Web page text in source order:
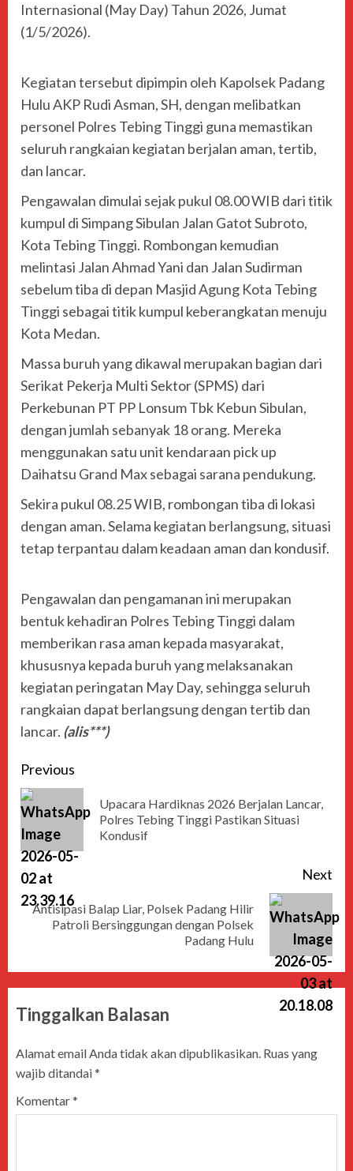
Internasional (May Day) Tahun 2026, Jumat
(1/5/2026).
Kegiatan tersebut dipimpin oleh Kapolsek Padang
Hulu AKP Rudi Asman, SH, dengan melibatkan
personel Polres Tebing Tinggi guna memastikan
seluruh rangkaian kegiatan berjalan aman, tertib,
dan lancar.
Pengawalan dimulai sejak pukul 08.00 WIB dari titik
kumpul di Simpang Sibulan Jalan Gatot Subroto,
Kota Tebing Tinggi. Rombongan kemudian
melintasi Jalan Ahmad Yani dan Jalan Sudirman
sebelum tiba di depan Masjid Agung Kota Tebing
Tinggi sebagai titik kumpul keberangkatan menuju
Kota Medan.
Massa buruh yang dikawal merupakan bagian dari
Serikat Pekerja Multi Sektor (SPMS) dari
Perkebunan PT PP Lonsum Tbk Kebun Sibulan,
dengan jumlah sebanyak 18 orang. Mereka
menggunakan satu unit kendaraan pick up
Daihatsu Grand Max sebagai sarana pendukung.
Sekira pukul 08.25 WIB, rombongan tiba di lokasi
dengan aman. Selama kegiatan berlangsung, situasi
tetap terpantau dalam keadaan aman dan kondusif.
Pengawalan dan pengamanan ini merupakan
bentuk kehadiran Polres Tebing Tinggi dalam
memberikan rasa aman kepada masyarakat,
khususnya kepada buruh yang melaksanakan
kegiatan peringatan May Day, sehingga seluruh
rangkaian dapat berlangsung dengan tertib dan
lancar. (alis***)
Previous
Upacara Hardiknas 2026 Berjalan Lancar,
Polres Tebing Tinggi Pastikan Situasi
Kondusif
Next
Antisipasi Balap Liar, Polsek Padang Hilir
Patroli Bersinggungan dengan Polsek
Padang Hulu
Tinggalkan Balasan
Alamat email Anda tidak akan dipublikasikan. Ruas yang
wajib ditandai*
Komentar*